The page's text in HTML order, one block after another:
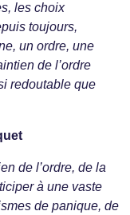
les choix
toujours,
un ordre, une
de l’ordre
redoutable que
de l’ordre, de la
à une vaste
de panique, de